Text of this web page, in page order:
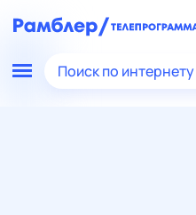
Поиск по интернету